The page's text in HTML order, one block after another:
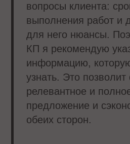
вопросы клиента:
выполнения работ и
для него нюансы.
КП я рекомендую
информацию,
узнать. Это
релевантное и
предложение и
обеих сторон.